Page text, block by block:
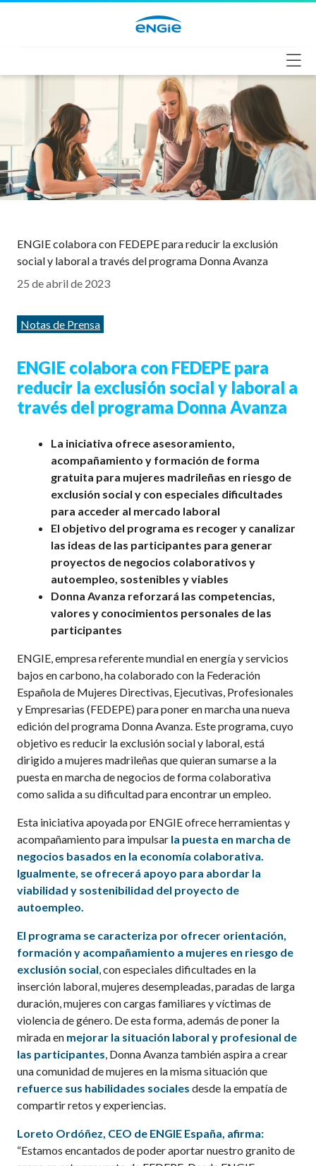
ENGIE colabora con FEDEPE para reducir la exclusión
social y laboral a través del programa Donna Avanza
25 de abril de 2023
Categorías
Notas de Prensa
ENGIE colabora con FEDEPE para
reducir la exclusión social y laboral a
través del programa Donna Avanza
La iniciativa ofrece asesoramiento,
acompañamiento y formación de forma
gratuita para mujeres madrileñas en riesgo de
exclusión social y con especiales dificultades
para acceder al mercado laboral
El objetivo del programa es recoger y canalizar
las ideas de las participantes para generar
proyectos de negocios colaborativos y
autoempleo, sostenibles y viables
Donna Avanza reforzará las competencias,
valores y conocimientos personales de las
participantes
ENGIE, empresa referente mundial en energía y servicios
bajos en carbono, ha colaborado con la Federación
Española de Mujeres Directivas, Ejecutivas, Profesionales
y Empresarias (FEDEPE) para poner en marcha una nueva
edición del programa Donna Avanza. Este programa, cuyo
objetivo es reducir la exclusión social y laboral, está
dirigido a mujeres madrileñas que quieran sumarse a la
puesta en marcha de negocios de forma colaborativa
como salida a su dificultad para encontrar un empleo.
Esta iniciativa apoyada por ENGIE ofrece herramientas y
acompañamiento para impulsar la puesta en marcha de
negocios basados en la economía colaborativa.
Igualmente, se ofrecerá apoyo para abordar la
viabilidad y sostenibilidad del proyecto de
autoempleo.
El programa se caracteriza por ofrecer orientación,
formación y acompañamiento a mujeres en riesgo de
exclusión social, con especiales dificultades en la
inserción laboral, mujeres desempleadas, paradas de larga
duración, mujeres con cargas familiares y víctimas de
violencia de género. De esta forma, además de poner la
mirada en mejorar la situación laboral y profesional de
las participantes, Donna Avanza también aspira a crear
una comunidad de mujeres en la misma situación que
refuerce sus habilidades sociales desde la empatía de
compartir retos y experiencias.
Loreto Ordóñez, CEO de ENGIE España, afirma:
“Estamos encantados de poder aportar nuestro granito de